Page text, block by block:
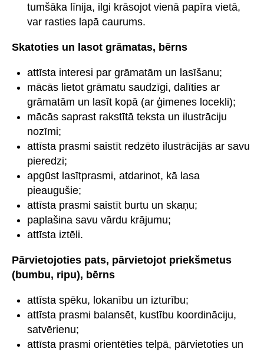
tumšāka līnija, ilgi krāsojot vienā papīra vietā,
var rasties lapā caurums.
Skatoties un lasot grāmatas, bērns
attīsta interesi par grāmatām un lasīšanu;
mācās lietot grāmatu saudzīgi, dalīties ar
grāmatām un lasīt kopā (ar ģimenes locekli);
mācās saprast rakstītā teksta un ilustrāciju
nozīmi;
attīsta prasmi saistīt redzēto ilustrācijās ar savu
pieredzi;
apgūst lasītprasmi, atdarinot, kā lasa
pieaugušie;
attīsta prasmi saistīt burtu un skaņu;
paplašina savu vārdu krājumu;
attīsta iztēli.
Pārvietojoties pats, pārvietojot priekšmetus
(bumbu, ripu), bērns
attīsta spēku, lokanību un izturību;
attīsta prasmi balansēt, kustību koordināciju,
satvērienu;
attīsta prasmi orientēties telpā, pārvietoties un